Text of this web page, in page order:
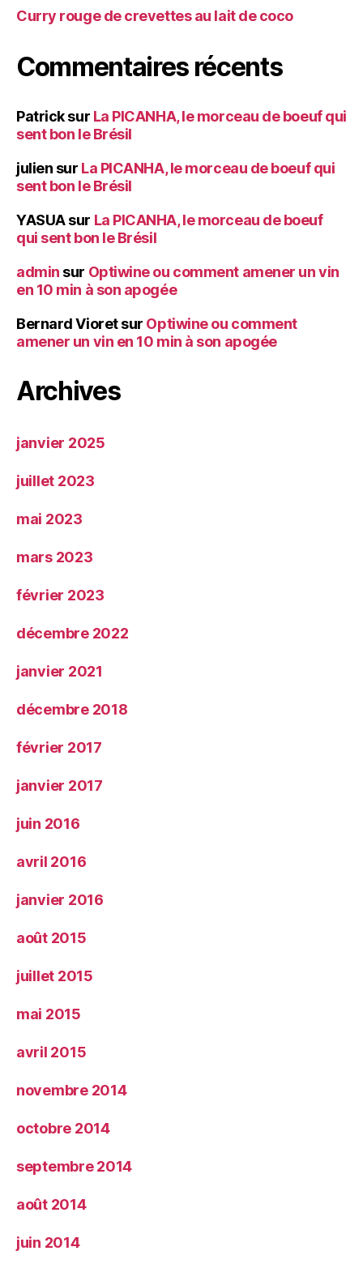
Curry rouge de crevettes au lait de coco
Commentaires récents
Patricksur La PICANHA, le morceau de boeuf qui
sent bon le Brésil
julien sur La PICANHA, le morceau de boeuf qui
sent bon le Brésil
YASUAsur La PICANHA, le morceau de boeuf
qui sent bon le Brésil
admin sur Optiwine ou comment amener un vin
en 10 min à son apogée
Bernard Vioretsur Optiwine ou comment
amener un vin en 10 min à son apogée
Archives
janvier 2025
juillet 2023
mai 2023
mars 2023
février 2023
décembre 2022
janvier 2021
décembre 2018
février 2017
janvier 2017
juin 2016
avril 2016
janvier 2016
août 2015
juillet 2015
mai 2015
avril 2015
novembre 2014
octobre 2014
septembre 2014
août 2014
juin 2014